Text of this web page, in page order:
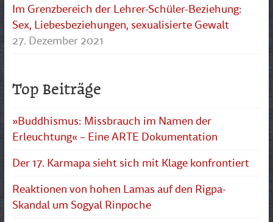
Im Grenzbereich der Lehrer-Schüler-Beziehung:
Sex, Liebesbeziehungen, sexualisierte Gewalt
27. Dezember 2021
Top Beiträge
»Buddhismus: Missbrauch im Namen der
Erleuchtung« – Eine ARTE Dokumentation
Der 17. Karmapa sieht sich mit Klage konfrontiert
Reaktionen von hohen Lamas auf den Rigpa-
Skandal um Sogyal Rinpoche